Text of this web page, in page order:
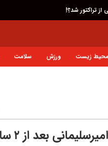
از تراکتور شد؟!
محیط زیست ورزش سلامت
بعد از ۲ سال منتشر شد